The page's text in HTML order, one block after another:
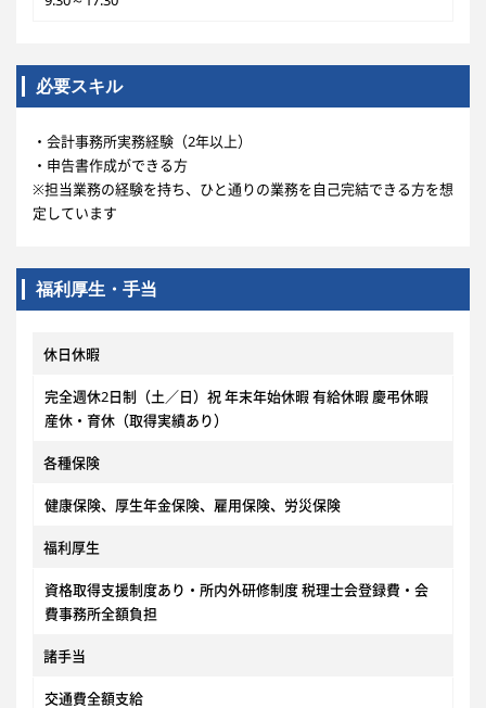
必要スキル
・会計事務所実務経験（2年以上）
・申告書作成ができる方
※担当業務の経験を持ち、ひと通りの業務を自己完結できる方を想
定しています
福利厚生・手当
休日休暇
完全週休2日制（土／日）祝 年末年始休暇 有給休暇 慶弔休暇
産休・育休（取得実績あり）
各種保険
健康保険、厚生年金保険、雇用保険、労災保険
福利厚生
資格取得支援制度あり・所内外研修制度 税理士会登録費・会
費事務所全額負担
諸手当
交通費全額支給